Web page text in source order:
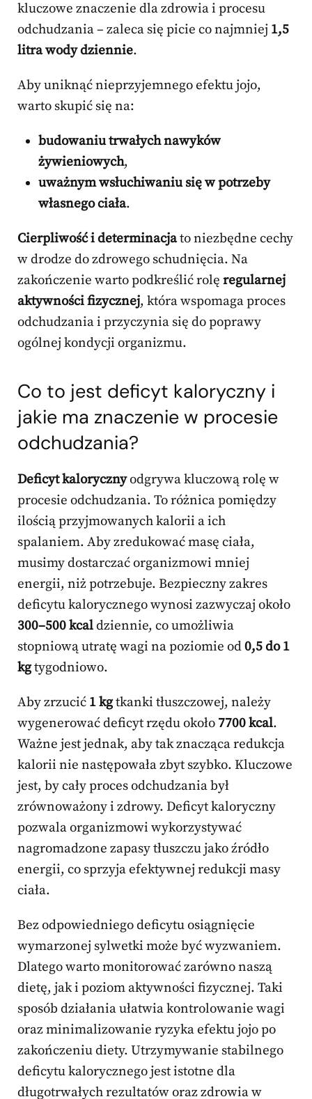
kluczowe znaczenie dla zdrowia i procesu
odchudzania – zaleca się picie co najmniej 1,5
litra wody dziennie.
Aby uniknąć nieprzyjemnego efektu jojo,
warto skupić się na:
budowaniu trwałych nawyków
żywieniowych,
uważnym wsłuchiwaniu się w potrzeby
własnego ciała.
Cierpliwość i determinacjato niezbędne cechy
w drodze do zdrowego schudnięcia. Na
zakończenie warto podkreślić rolę regularnej
aktywności fizycznej, która wspomaga proces
odchudzania i przyczynia się do poprawy
ogólnej kondycji organizmu.
Co to jest deficyt kaloryczny i
jakie ma znaczenie w procesie
odchudzania?
Deficyt kalorycznyodgrywa kluczową rolę w
procesie odchudzania. To różnica pomiędzy
ilością przyjmowanych kalorii a ich
spalaniem. Aby zredukować masę ciała,
musimy dostarczać organizmowi mniej
energii, niż potrzebuje. Bezpieczny zakres
deficytu kalorycznego wynosi zazwyczaj około
300–500 kcaldziennie, co umożliwia
stopniową utratę wagi na poziomie od0,5 do 1
kgtygodniowo.
Aby zrzucić 1 kgtkanki tłuszczowej, należy
wygenerować deficyt rzędu około 7700 kcal.
Ważne jest jednak, aby tak znacząca redukcja
kalorii nie następowała zbyt szybko. Kluczowe
jest, by cały proces odchudzania był
zrównoważony i zdrowy. Deficyt kaloryczny
pozwala organizmowi wykorzystywać
nagromadzone zapasy tłuszczu jako źródło
energii, co sprzyja efektywnej redukcji masy
ciała.
Bez odpowiedniego deficytu osiągnięcie
wymarzonej sylwetki może być wyzwaniem.
Dlatego warto monitorować zarówno naszą
dietę, jak i poziom aktywności fizycznej. Taki
sposób działania ułatwia kontrolowanie wagi
oraz minimalizowanie ryzyka efektu jojo po
zakończeniu diety. Utrzymywanie stabilnego
deficytu kalorycznego jest istotne dla
długotrwałych rezultatów oraz zdrowia w